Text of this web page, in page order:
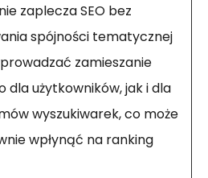
zaplecza SEO bez
spójności tematycznej
zamieszanie
dla użytkowników, jak i dla
wyszukiwarek, co może
wpłynąć na ranking